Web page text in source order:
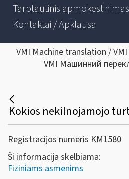
Tarptautinis apmokestinimas
Kontaktai / Apklausa
VMI Machine translation /
VMI Машинний
Registracijos numeris KM1580
Ši informacija skelbiama:
Fiziniams asmenims